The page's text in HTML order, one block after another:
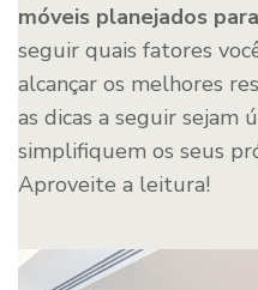
móveis planejados
seguir quais fatores
alcançar os melhores
as dicas a seguir sejam
simplifiquem os seus
Aproveite a leitura!